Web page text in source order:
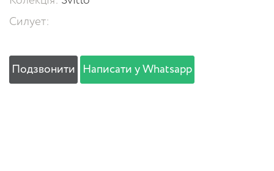
Силует:
Подзвонити Написати у Whatsapp